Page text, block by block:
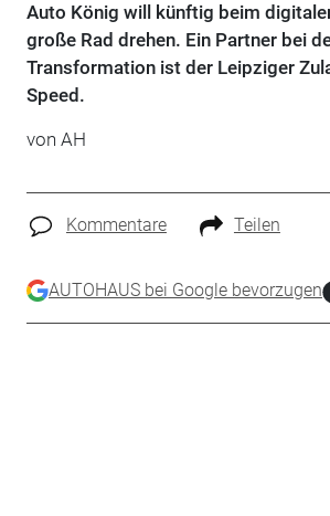
Auto König will künftig beim
große Rad drehen. Ein Partner bei
Transformation ist der Leipziger
Speed.
von AH
Kommentare Teilen
AUTOHAUS bei Google bevorzugen